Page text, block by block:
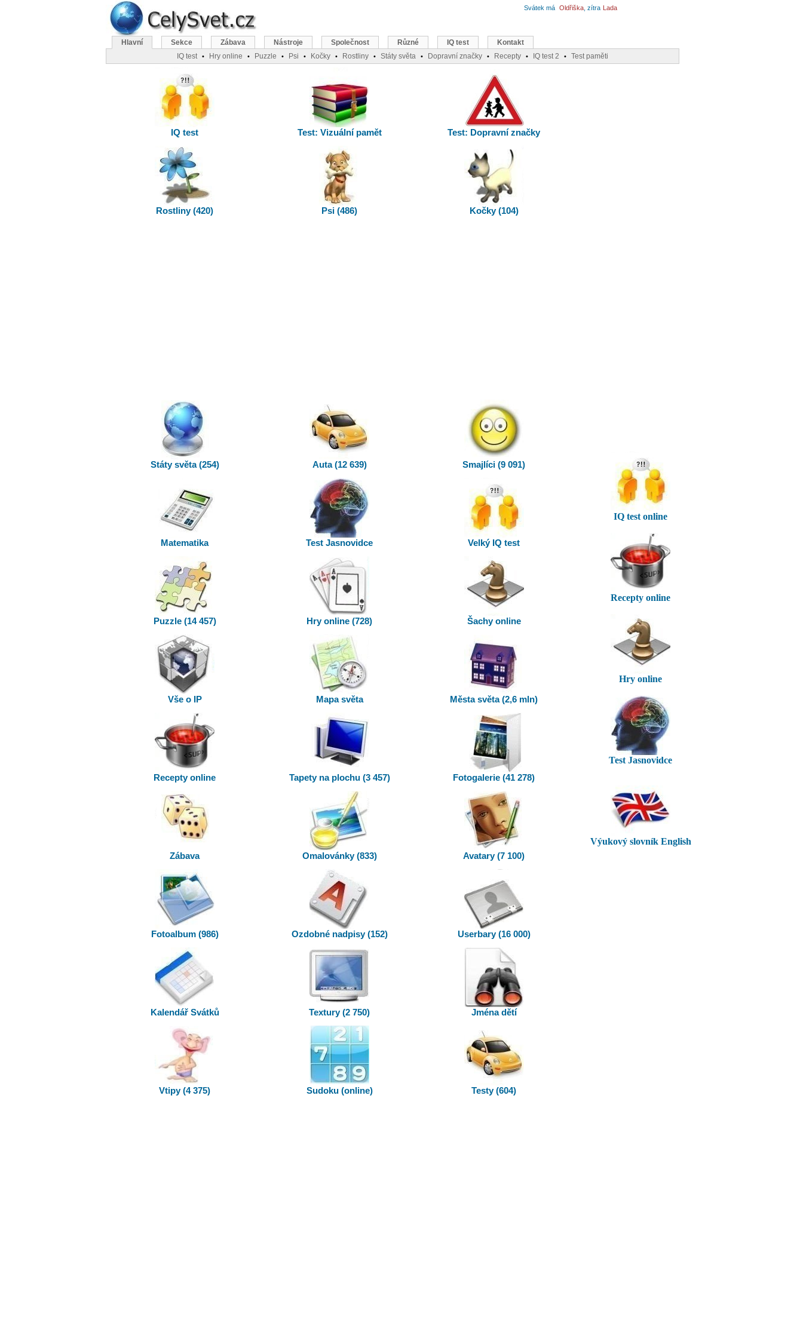
IQ test Test: Vizuální pamět Test: Dopravní značky
Rostliny (420) Psi (486) Kočky (104)
Státy světa (254) Auta (12 639) Smajlíci (9 091)
Matematika Test Jasnovidce Velký IQ test
Puzzle (14 457) Hry online (728) Šachy online
Vše o IP Mapa světa Města světa (2,6 mln)
Recepty online Tapety na plochu (3 457) Fotogalerie (41 278)
Zábava Omalovánky (833) Avatary (7 100)
Fotoalbum (986) Ozdobné nadpisy (152) Userbary (16 000)
Kalendář Svátků Textury (2 750) Jména dětí
Vtipy (4 375) Sudoku (online) Testy (604)
IQ test online
Recepty online
Hry online
Test Jasnovidce
Výukový slovník English
Svátek má Oldřiška , zítra Lada
Hlavní Sekce Zábava Nástroje Společnost Různé IQ test
Kontakt
IQ test
• Hry online • Puzzle • Psi • Kočky • Rostliny • Státy světa • Dopravní značky • Recepty • IQ test 2 • Test paměti